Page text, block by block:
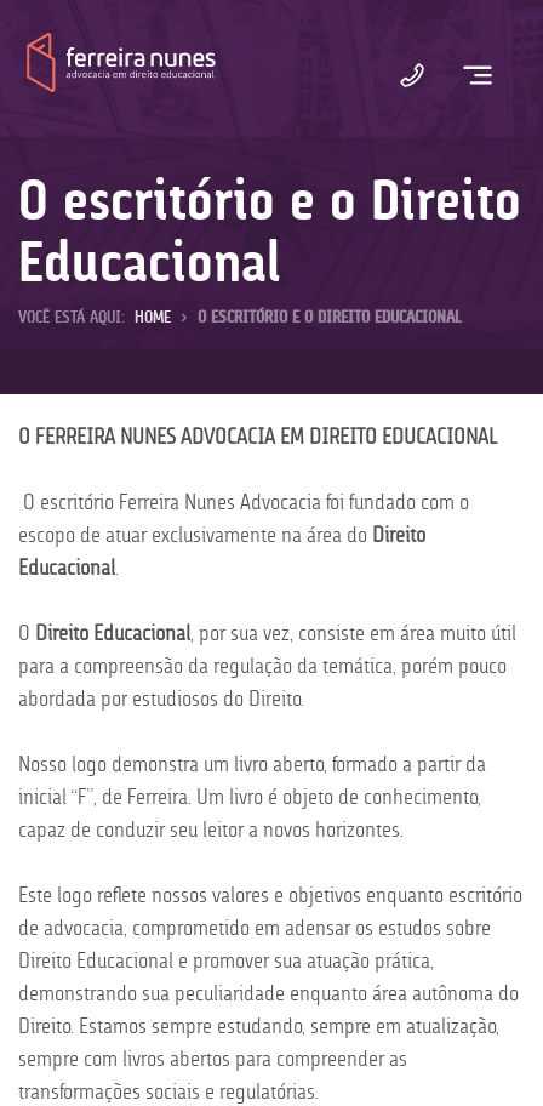
Ferreira
Nunes
O escritório e o Direito
Educacional
VOCÊ ESTÁ AQUI: HOME > O ESCRITÓRIO E O DIREITO EDUCACIONAL
O FERREIRA NUNES ADVOCACIA EM DIREITO EDUCACIONAL
O escritório Ferreira Nunes Advocacia foi fundado com o
escopo de atuar exclusivamente na área do Direito
Educacional.
O Direito Educacional, por sua vez, consiste em área muito útil
para a compreensão da regulação da temática, porém pouco
abordada por estudiosos do Direito.
Nosso logo demonstra um livro aberto, formado a partir da
inicial “F”, de Ferreira. Um livro é objeto de conhecimento,
capaz de conduzir seu leitor a novos horizontes.
Este logo reflete nossos valores e objetivos enquanto escritório
de advocacia, comprometido em adensar os estudos sobre
Direito Educacional e promover sua atuação prática,
demonstrando sua peculiaridade enquanto área autônoma do
Direito. Estamos sempre estudando, sempre em atualização,
sempre com livros abertos para compreender as
transformações sociais e regulatórias.